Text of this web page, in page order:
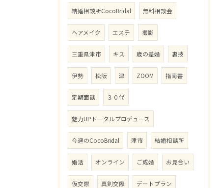
結婚相談所CocoBridal 無料相談会
ヘアメイク エステ 撮影
三重県津市 キス 歳の差婚 裏技
伊勢 松阪 津 ZOOM 指南書
定期面談 ３０代
魅力UPトータルプロデュース
今週のCocoBridal 津市 結婚相談所
婚活 オンライン ご成婚 お見合い
仮交際 真剣交際 デートプラン